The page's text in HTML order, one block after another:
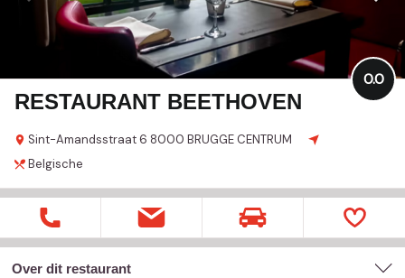
RESTAURANT BEETHOVEN
Sint-Amandsstraat 6 8000 BRUGGE CENTRUM
0.0
Belgische
Over dit restaurant